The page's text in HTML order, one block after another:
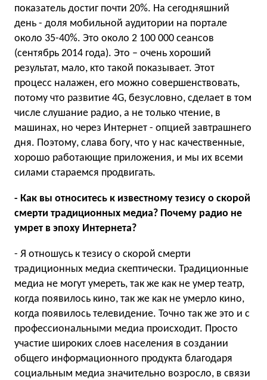
показатель достиг почти 20%. На сегодняшний
день - доля мобильной аудитории на портале
около 35-40%. Это около 2 100 000 сеансов
(сентябрь 2014 года). Это – очень хороший
результат, мало, кто такой показывает. Этот
процесс налажен, его можно совершенствовать,
потому что развитие 4G, безусловно, сделает в том
числе слушание радио, а не только чтение, в
машинах, но через Интернет - опцией завтрашнего
дня. Поэтому, слава богу, что у нас качественные,
хорошо работающие приложения, и мы их всеми
силами стараемся продвигать.
- Как вы относитесь к известному тезису о скорой
смерти традиционных медиа? Почему радио не
умрет в эпоху Интернета?
- Я отношусь к тезису о скорой смерти
традиционных медиа скептически. Традиционные
медиа не могут умереть, так же как не умер театр,
когда появилось кино, так же как не умерло кино,
когда появилось телевидение. Точно так же это и с
профессиональными медиа происходит. Просто
участие широких слоев населения в создании
общего информационного продукта благодаря
социальным медиа значительно возросло, в связи